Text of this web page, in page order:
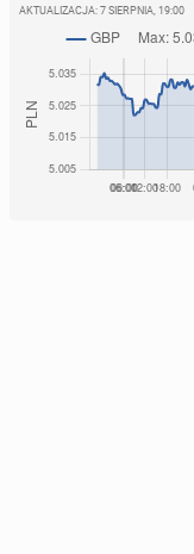
AKTUALIZACJA: 7 SIERPNIA, 19:00